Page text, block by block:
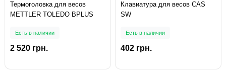
Термоголовка для весов
METTLER TOLEDO BPLUS
Есть в наличии
2 520 грн.
Клавиатура для весов CAS
SW
Есть в наличии
402 грн.